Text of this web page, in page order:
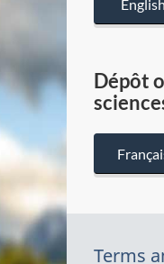
English
Dépôt
Terms